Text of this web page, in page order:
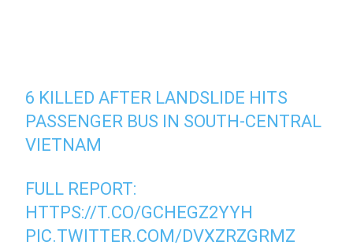
6 KILLED AFTER LANDSLIDE HITS
PASSENGER BUS IN SOUTH-CENTRAL
VIETNAM
FULL REPORT:
HTTPS://T.CO/GCHEGZ2YYH
PIC.TWITTER.COM/DVXZRZGRMZ